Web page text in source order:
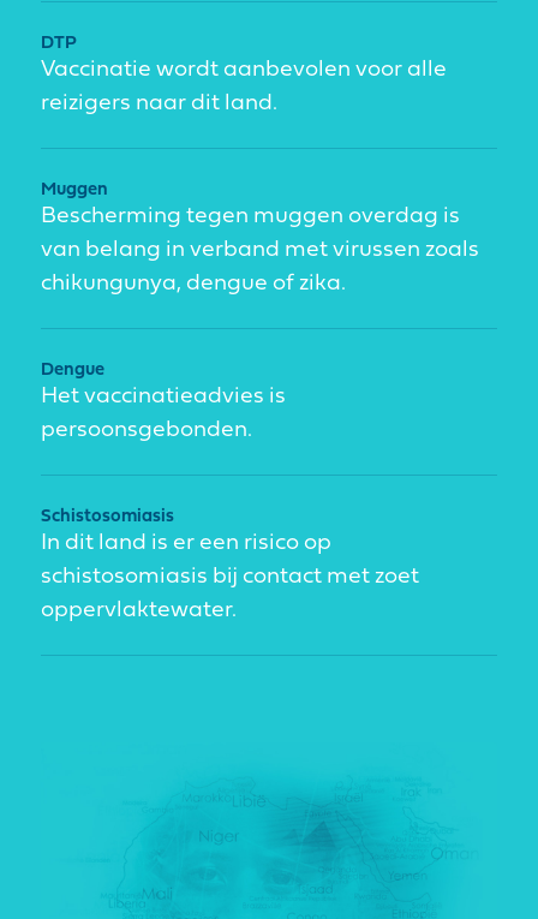
DTP
Vaccinatie wordt aanbevolen voor alle
reizigers naar dit land.
Muggen
Bescherming tegen muggen overdag is
van belang in verband met virussen zoals
chikungunya, dengue of zika.
Dengue
Het vaccinatieadvies is
persoonsgebonden.
Schistosomiasis
In dit land is er een risico op
schistosomiasis bij contact met zoet
oppervlaktewater.